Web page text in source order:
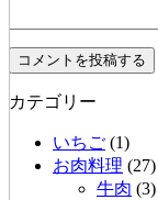
カテゴリー
いちご (1)
お肉料理 (27)
牛肉 (3)